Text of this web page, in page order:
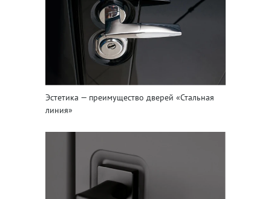
Эстетика — преимущество дверей «Стальная
линия»